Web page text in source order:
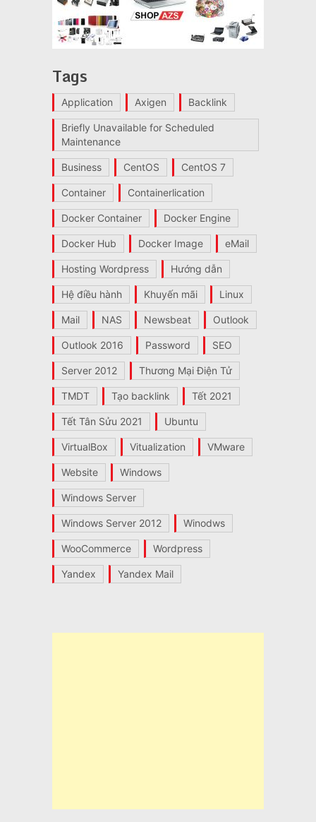
Tags
Application Axigen Backlink
Briefly Unavailable for Scheduled
Maintenance
Business CentOS CentOS 7
Container Containerlication
Docker Container Docker Engine
Docker Hub Docker Image eMail
Hosting Wordpress Hướng dẫn
Hệ điều hành Khuyến mãi Linux
Mail NAS Newsbeat Outlook
Outlook 2016 Password SEO
Server 2012 Thương Mại Điện Tử
TMDT Tạo backlink Tết 2021
Tết Tân Sửu 2021 Ubuntu
VirtualBox Vitualization VMware
Website Windows
Windows Server
Windows Server 2012 Winodws
WooCommerce Wordpress
Yandex Yandex Mail